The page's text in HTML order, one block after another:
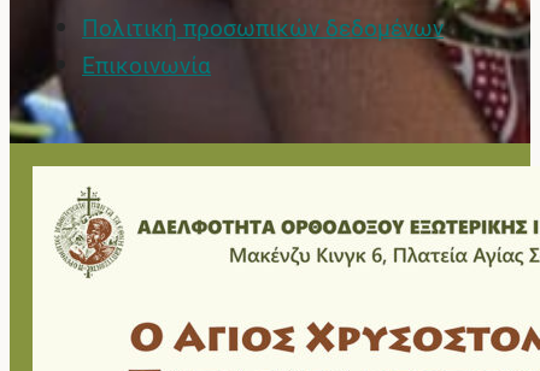
Πολιτική προσωπικών δεδομένων
Επικοινωνία